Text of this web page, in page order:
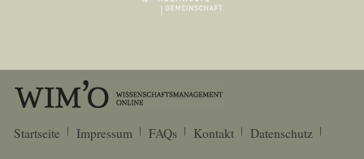
Startseite Impressum FAQs Kontakt
Datenschutz